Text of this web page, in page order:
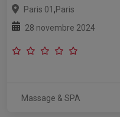
Paris 01 ,Paris
28 novembre 2024
Massage & SPA